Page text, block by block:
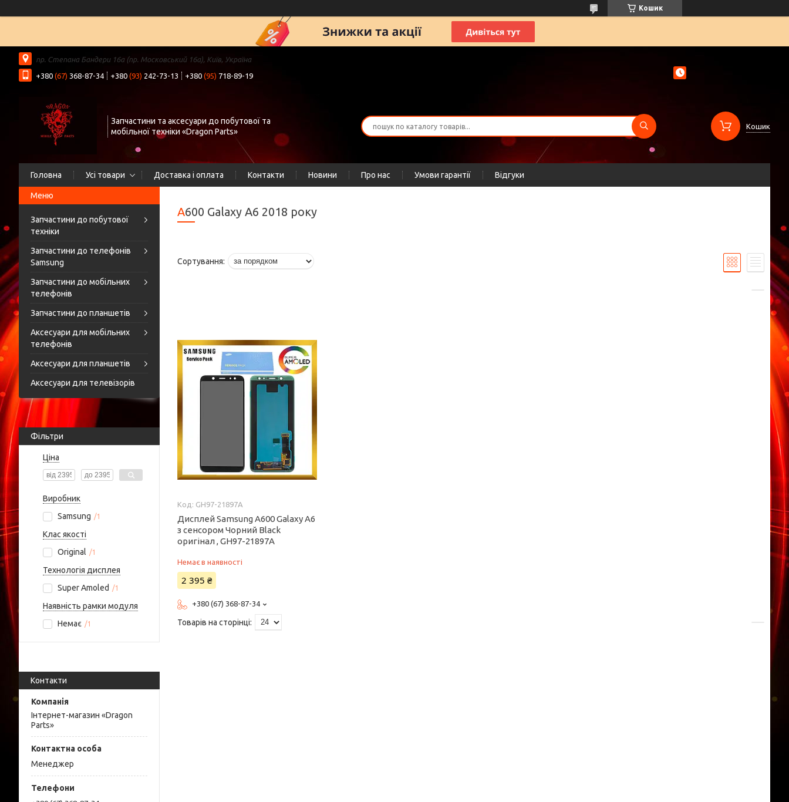
Кошик
пр. Степана Бандери 16а (пр. Московський 16а), Київ, Україна
+380 (67) 368-87-34 +380 (93) 242-73-13 +380 (95) 718-89-19
Запчастини та аксесуари до побутової та
мобільної техніки «Dragon Parts»
Кошик
Головна Усі товари Доставка і оплата Контакти Новини Про нас Умови гарантії Відгуки
Запчастини до побутової
техніки
Запчастини до телефонів
Samsung
Запчастини до мобільних
телефонів
Запчастини до планшетів
Аксесуари для мобільних
телефонів
Аксесуари для планшетів
Аксесуари для телевізорів
Фільтри
Ціна
Виробник
Samsung
1
Клас якості
Original
1
Технологія дисплея
Super Amoled
1
Наявність рамки модуля
Немає
1
Контакти
Інтернет-магазин «Dragon
Parts»
Менеджер
A600 Galaxy A6 2018 року
GH97-21897A
Дисплей Samsung A600 Galaxy A6
з сенсором Чорний Black
оригінал , GH97-21897A
Немає в наявності
2 395 ₴
+380 (67) 368-87-34